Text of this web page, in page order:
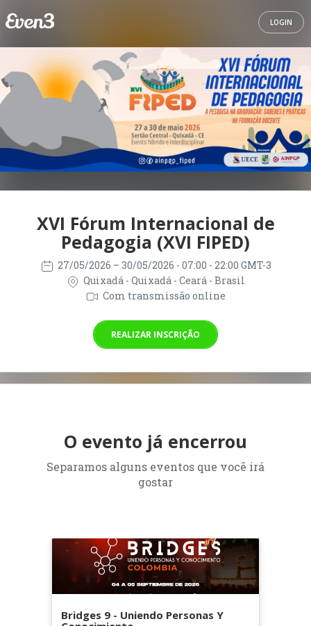
LOGIN
XVI Fórum Internacional de
Pedagogia (XVI FIPED)
27/05/2026 – 30/05/2026 - 07:00 - 22:00 GMT-3
Quixadá - Quixadá - Ceará - Brasil
Com transmissão online
REALIZAR INSCRIÇÃO
O evento já encerrou
Separamos alguns eventos que você irá
gostar
Bridges 9 - Uniendo Personas Y